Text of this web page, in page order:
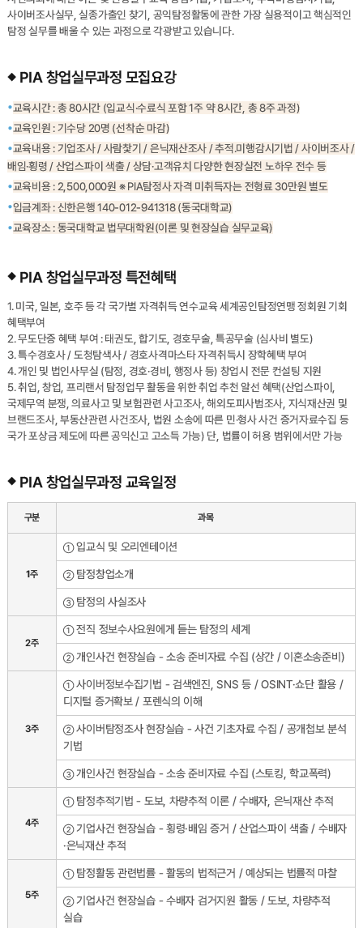
사이버조사실무, 실종가출인 찾기, 공익탐정활동에 관한 가장 실용적이고 핵심적인
탐정 실무를 배울 수 있는 과정으로 각광받고 있습니다.
PIA 창업실무과정 모집요강
교육시간 : 총 80시간 (입교식·수료식 포함 1주 약 8시간, 총 8주 과정)
교육인원 : 기수당 20명 (선착순 마감)
교육내용 : 기업조사 / 사람찿기 / 은닉재산조사 / 추적.미행감시기법 / 사이버조사 /
배임·횡령 / 산업스파이 색출 / 상담·고객유치 다양한 현장실전 노하우 전수 등
교육비용 : 2,500,000원 ※ PIA탐정사 자격 미취득자는 전형료 30만원 별도
입금계좌 : 신한은행 140-012-941318 (동국대학교)
교육장소 : 동국대학교 법무대학원(이론 및 현장실습 실무교육)
PIA 창업실무과정 특전혜택
1. 미국, 일본, 호주 등 각 국가별 자격취득 연수교육 세계공인탐정연맹 정회원 기회
혜택부여
2. 무도단증 혜택 부여 : 태권도, 합기도, 경호무술, 특공무술 (심사비 별도)
3. 특수경호사 / 도청탐색사 / 경호사격마스타 자격취득시 장학혜택 부여
4. 개인 및 법인사무실 (탐정, 경호·경비, 행정사 등) 창업시 전문 컨설팅 지원
5. 취업, 창업, 프리랜서 탐정업무 활동을 위한 취업 추천 알선 혜택(산업스파이,
국제무역 분쟁, 의료사고 및 보험관련 사고조사, 해외도피사범조사, 지식재산권 및
브랜드조사, 부동산관련 사건조사, 법원 소송에 따른 민·형사 사건 증거자료수집 등
국가 포상금 제도에 따른 공익신고 고소득 가능) 단, 법률이 허용 범위에서만 가능
PIA 창업실무과정 교육일정
구분 과목
1주
①입교식 및 오리엔테이션
②탐정창업소개
③탐정의 사실조사
2주
①전직 정보수사요원에게 듣는 탐정의 세계
②개인사건 현장실습 - 소송 준비자료 수집 (상간 / 이혼소송준비)
3주
①사이버정보수집기법 - 검색엔진, SNS 등 / OSINT·쇼단 활용 /
디지털 증거확보 / 포렌식의 이해
②사이버탐정조사 현장실습 - 사건 기초자료 수집 / 공개첩보 분석
기법
③개인사건 현장실습 - 소송 준비자료 수집 (스토킹, 학교폭력)
4주
①탐정추적기법 - 도보, 차량추적 이론 / 수배자, 은닉재산 추적
②기업사건 현장실습 - 횡령·배임 증거 / 산업스파이 색출 / 수배자
·은닉재산 추적
5주
①탐정활동 관련법률 - 활동의 법적근거 / 예상되는 법률적 마찰
②기업사건 현장실습 - 수배자 검거지원 활동 / 도보, 차량추적
실습